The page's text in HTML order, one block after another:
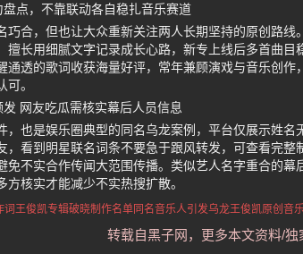
点，不靠联动各自稳扎音乐赛道
巧合，但也让大众重新关注两人长期坚持的原创路
擅长用细腻文字记录成长心路，新专上线后多首曲
通透的歌词收获海量好评，常年兼顾演戏与音乐创
。
网友吃瓜需核实幕后人员信息
，也是娱乐圈典型的同名乌龙案例，平台仅展示姓
，看到明星联名词条不要急于跟风转发，可查看完
免不实合作传闻大范围传播。类似艺人名字重合的
方核实才能减少不实热搜扩散。
词王俊凯专辑破晓制作名单 同名音乐人引发乌龙王俊凯原创音
转载自黑子网，更多本文资料/